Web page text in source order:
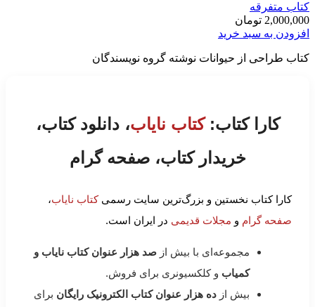
کتاب متفرقه
2,000,000 تومان
افزودن به سبد خرید
کتاب طراحی از حیوانات نوشته گروه نویسندگان
کارا کتاب:کتاب نایاب، دانلود کتاب،
خریدار کتاب، صفحه گرام
کارا کتاب نخستین و بزرگ‌ترین سایت رسمیکتاب نایاب،
صفحه گرام و مجلات قدیمی در ایران است.
مجموعه‌ای با بیش از صد هزار عنوان کتاب نایاب و
کمیاب و کلکسیونری برای فروش.
بیش از ده هزار عنوان کتاب الکترونیک رایگان برای